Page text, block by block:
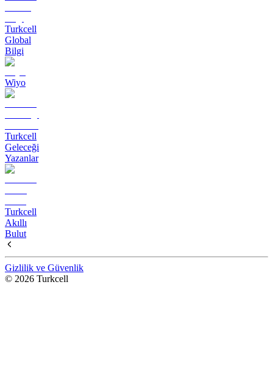
Turkcell
Global
Bilgi
Wiyo
Turkcell
Geleceği
Yazanlar
Turkcell
Akıllı
Bulut
Gizlilik ve Güvenlik
© 2026 Turkcell